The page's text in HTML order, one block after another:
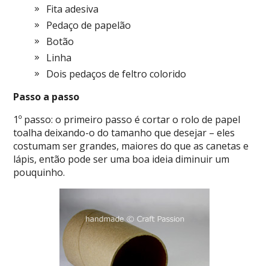
Fita adesiva
Pedaço de papelão
Botão
Linha
Dois pedaços de feltro colorido
Passo a passo
1º passo: o primeiro passo é cortar o rolo de papel
toalha deixando-o do tamanho que desejar – eles
costumam ser grandes, maiores do que as canetas e
lápis, então pode ser uma boa ideia diminuir um
pouquinho.